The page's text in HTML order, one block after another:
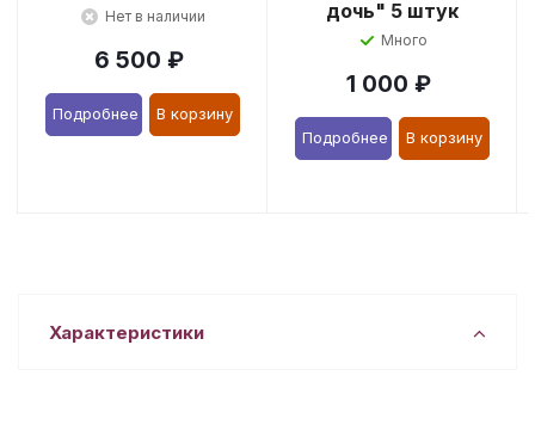
Нет в наличии
6 500 ₽
Подробнее В корзину
дочь" 5 штук
Много
1 000 ₽
Подробнее В корзину
Характеристики